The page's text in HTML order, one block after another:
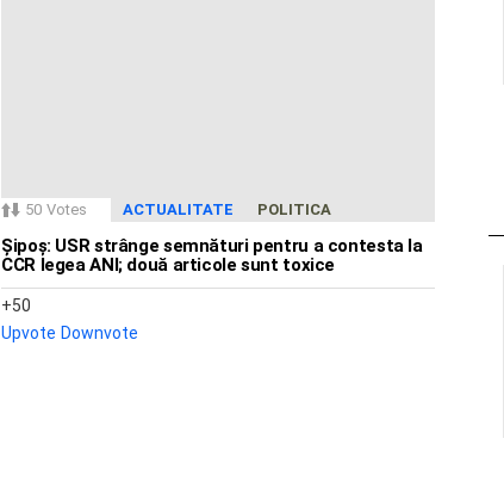
50 Votes ACTUALITATE POLITICA
Șipoș: USR strânge semnături pentru a contesta la
CCR legea ANI; două articole sunt toxice
50
Upvote Downvote